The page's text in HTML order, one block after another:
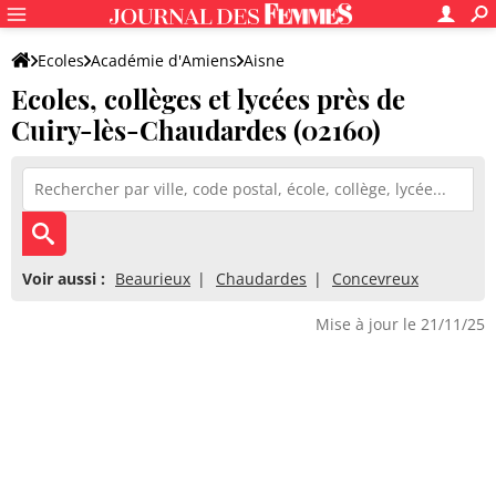
Ecoles Académie d'Amiens Aisne
Ecoles, collèges et lycées près de
Cuiry-lès-Chaudardes (02160)
Voir aussi : Beaurieux Chaudardes Concevreux
Mise à jour le 21/11/25